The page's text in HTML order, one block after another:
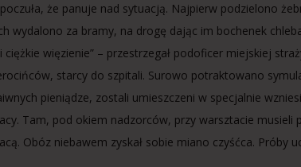
że panuje nad sytuacją. Najpierw podzielono
wydalono za bramy, na drogę dając im bochenek
więzienie” – przestrzegał podoficer miejskiej
starcy do szpitali. Surowo potraktowano
pieniądze, zostali umieszczeni w specjalnie
Tam, pod okiem nadzorców, przy warsztacie
Obóz niebawem zyskał sobie miano czyśćca. Próby